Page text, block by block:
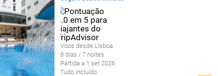
Voos desde Lisboa
8 dias / 7 noites
Partida a 1 set 2026
Tudo incluído